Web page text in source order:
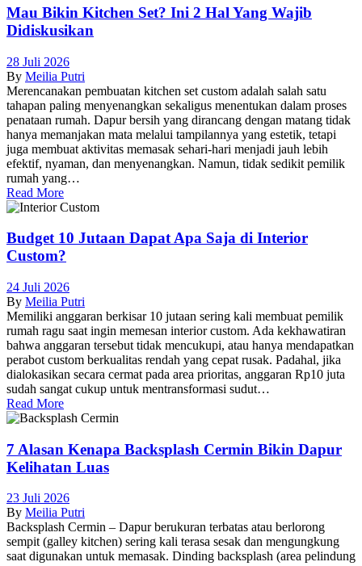
Mau Bikin Kitchen Set? Ini 2 Hal Yang Wajib
Didiskusikan
28 Juli 2026
By Meilia Putri
Merencanakan pembuatan kitchen set custom adalah salah satu
tahapan paling menyenangkan sekaligus menentukan dalam proses
penataan rumah. Dapur bersih yang dirancang dengan matang tidak
hanya memanjakan mata melalui tampilannya yang estetik, tetapi
juga membuat aktivitas memasak sehari-hari menjadi jauh lebih
efektif, nyaman, dan menyenangkan. Namun, tidak sedikit pemilik
rumah yang…
Read More
Budget 10 Jutaan Dapat Apa Saja di Interior
Custom?
24 Juli 2026
By Meilia Putri
Memiliki anggaran berkisar 10 jutaan sering kali membuat pemilik
rumah ragu saat ingin memesan interior custom. Ada kekhawatiran
bahwa anggaran tersebut tidak mencukupi, atau hanya mendapatkan
perabot custom berkualitas rendah yang cepat rusak. Padahal, jika
dialokasikan secara cermat pada area prioritas, anggaran Rp10 juta
sudah sangat cukup untuk mentransformasi sudut…
Read More
7 Alasan Kenapa Backsplash Cermin Bikin Dapur
Kelihatan Luas
23 Juli 2026
By Meilia Putri
Backsplash Cermin – Dapur berukuran terbatas atau berlorong
sempit (galley kitchen) sering kali terasa sesak dan mengungkung
saat digunakan untuk memasak. Dinding backsplash (area pelindung